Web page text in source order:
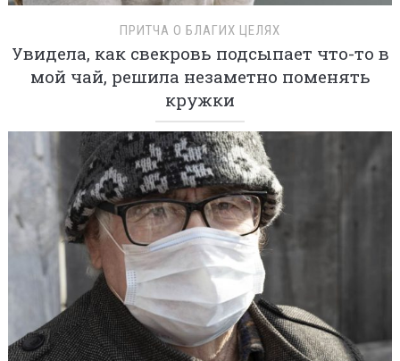
ПРИТЧА О БЛАГИХ ЦЕЛЯХ
Увидела, как свекровь подсыпает что-то в
мой чай, решила незаметно поменять
кружки